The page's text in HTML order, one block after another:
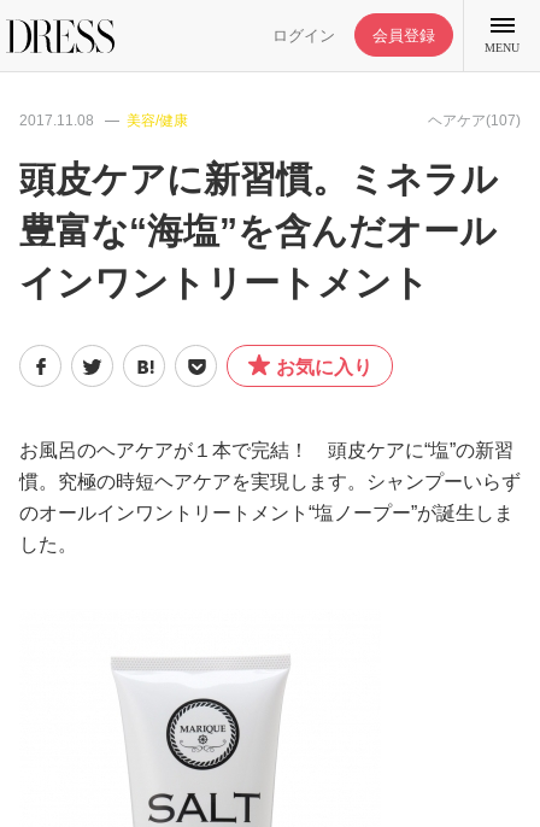
ログイン 会員登録
MENU
特集記事
DRESS部活
ライフスタイル
ファッション
恋愛/結婚/離婚
ワークスタイル
妊娠/出産/家族
ココロ/カラダ
2017.11.08 美容/健康 ヘアケア(107)
頭皮ケアに新習慣。ミネラル
豊富な“海塩”を含んだオール
インワントリートメント
お気に入り
お風呂のヘアケアが１本で完結！ 頭皮ケアに“塩”の新習
慣。究極の時短ヘアケアを実現します。シャンプーいらず
のオールインワントリートメント“塩ノープー”が誕生しま
した。